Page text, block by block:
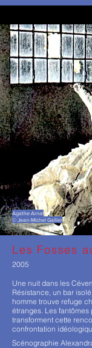
Agathe Arnal
© Jean-Michel Gallier
Les Fosses
2005
Une nuit dans les
Résistance, un bar
homme trouve refuge
étranges. Les
transforment cette
confrontation
Scénographie